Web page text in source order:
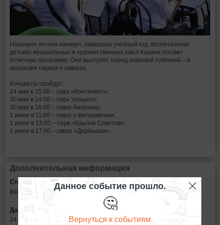
Накануне летних каникул, завершая учебный год, воспитанники
детских музыкальных и художественных школ Казани готовят
отчетную программу. Они выступят перед широкой публикой – в
казанских парках и скверах.
Концерты пройдут:
24 мая в 15:00 – парк «Континент»;
30 мая в 14:00 – парк Урицкого;
30 мая в 16:00 – сквер Аксенова;
1 июня в 11:00 – сквер у филармонии;
1 июня в 13:00 – парк «Крылья Советов»;
1 июня в 17:00 – сквер «Дербышки».
Дополнительная информация
Стоимость билетов:
Вход свободный
Дата:
24 мая - 1 июня
Данное событие прошло.
🤔
Вернуться к событиям